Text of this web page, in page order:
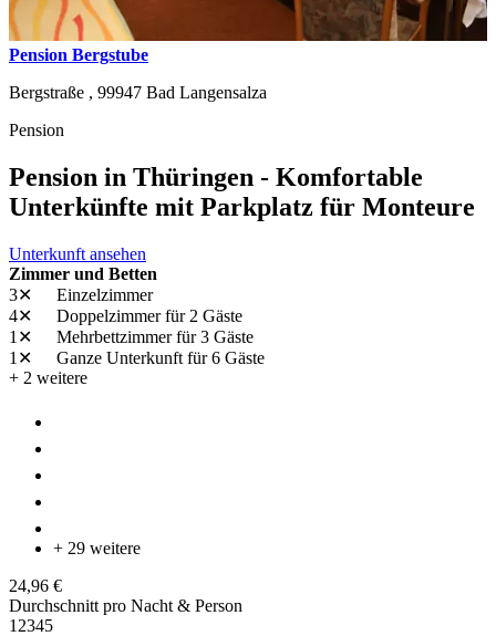
Pension Bergstube
Bergstraße , 99947 Bad Langensalza
Pension
Pension in Thüringen - Komfortable
Unterkünfte mit Parkplatz für Monteure
Unterkunft ansehen
Zimmer und Betten
3✕
Einzelzimmer
4✕
Doppelzimmerfür 2 Gäste
1✕
Mehrbettzimmerfür 3 Gäste
1✕
Ganze Unterkunft für 6 Gäste
+ 2 weitere
+ 29 weitere
24,96 €
Durchschnitt pro Nacht & Person
1 2345